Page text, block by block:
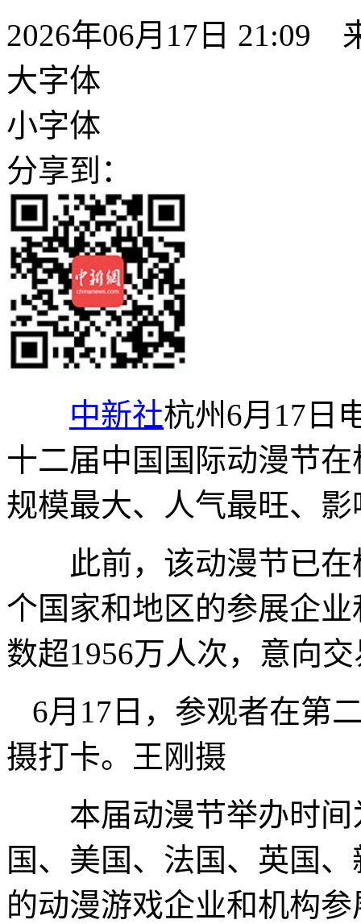
2026年06月17日 21:09
大字体
小字体
分享到：
中新社杭州6月17日
十二届中国国际动漫节
规模最大、人气最旺、
此前，该动漫节已在
个国家和地区的参展企
数超1956万人次，意向
6月17日，参观者在第
摄打卡。王刚摄
本届动漫节举办时间
国、美国、法国、英国
的动漫游戏企业和机构